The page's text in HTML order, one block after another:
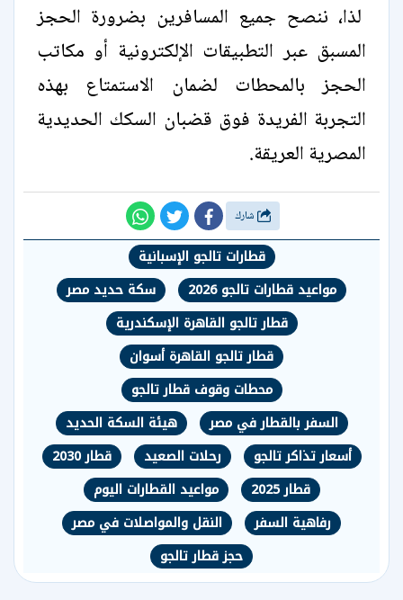
لذا، ننصح جميع المسافرين بضرورة الحجز
المسبق عبر التطبيقات الإلكترونية أو مكاتب
الحجز بالمحطات لضمان الاستمتاع بهذه
التجربة الفريدة فوق قضبان السكك الحديدية
المصرية العريقة.
قطارات تالجو الإسبانية
مواعيد قطارات تالجو 2026
سكة حديد مصر
قطار تالجو القاهرة الإسكندرية
قطار تالجو القاهرة أسوان
محطات وقوف قطار تالجو
السفر بالقطار في مصر
هيئة السكة الحديد
أسعار تذاكر تالجو
رحلات الصعيد
قطار 2030
قطار 2025
مواعيد القطارات اليوم
رفاهية السفر
النقل والمواصلات في مصر
حجز قطار تالجو